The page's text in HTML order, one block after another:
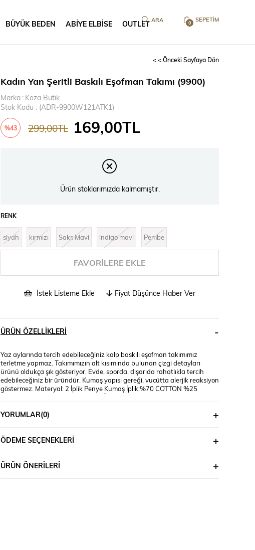
SEPETIM
0
BÜYÜK BEDEN ABİYE ELBİSE OUTLET
< < Önceki Sayfaya Dön
Kadın Yan Şeritli Baskılı Eşofman Takımı (9900)
Marka : Koza Butik
Stok Kodu
(ADR-9900W121ATK1)
%43 299,00TL 169,00TL
Ürün stoklarımızda kalmamıştır.
RENK
siyah kırmızı Saks Mavi indigo mavi Pembe
FAVORILERE EKLE
İstek Listeme Ekle Fiyat Düşünce Haber Ver
ÜRÜN ÖZELLIKLERI
Yaz aylarında tercih edebileceğiniz kalp baskılı eşofman takımımız
terletme yapmaz. Takımımızın alt kısımında bulunan çizgi detayları
ürünü oldukça şık gösteriyor. Evde, sporda, dışarıda rahatlıkla tercih
edebileceğiniz bir üründür. Kumaş yapısı gereği, vucütta alerjik reaksiyon
göstermez. Materyal: 2 İplik Penye Kumaş İplik:%70 COTTON %25
POLYESTER %5 LYCRA Mankenin Üzerindeki Beden : S Bedendir
YORUMLAR(0)
ÖDEME SEÇENEKLERI
ÜRÜN ÖNERILERI